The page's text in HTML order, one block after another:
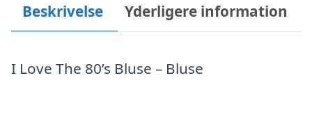
Beskrivelse Yderligere information
I Love The 80’s Bluse – Bluse